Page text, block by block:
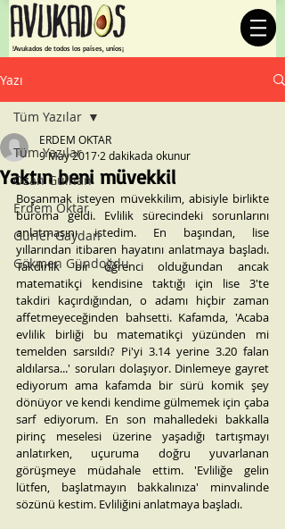
¡Avukados de todos los países, uníos!
Yazı
Tüm Yazılar
Ozan Gülhan
Erdem Oktar
Gürler Gaydan
Gökmen Gündoğdu
Tüm Yazılar
Yaktın beni müvekkil
ERDEM OKTAR
9 May 2017 2 dakikada okunur
Boşanmak isteyen müvekkilim, abisiyle birlikte
büroma geldi. Evlilik sürecindeki sorunlarını
anlatmasını istedim. En başından, lise
yıllarından itibaren hayatını anlatmaya başladı.
Takdirlik bir öğrenci olduğundan ancak
matematikçi kendisine taktığı için lise 3'te
takdiri kaçırdığından, o adamı hiçbir zaman
affetmeyeceğinden bahsetti. Kafamda, 'Acaba
evlilik birliği bu matematikçi yüzünden mi
temelden sarsıldı? Pi'yi 3.14 yerine 3.20 falan
aldılarsa...' soruları dolaşıyor. Dinlemeye gayret
ediyorum ama kafamda bir sürü komik şey
dönüyor ve kendi kendime gülmemek için çaba
sarf ediyorum. En son mahalledeki bakkalla
pirinç meselesi üzerine yaşadığı tartışmayı
anlatırken, uçuruma doğru yuvarlanan
görüşmeye müdahale ettim. 'Evliliğe gelin
lütfen, başlatmayın bakkalınıza' minvalinde
sözünü kestim. Evliliğini anlatmaya başladı.